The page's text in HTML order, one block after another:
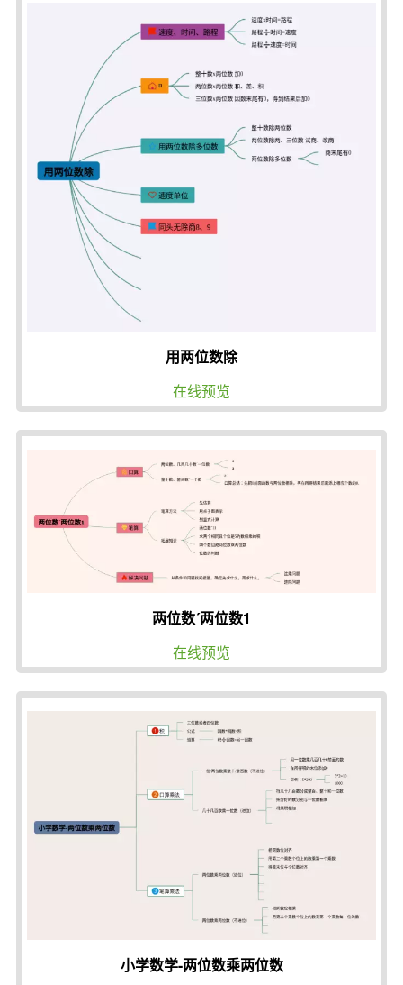
用两位数除
在线预览
两位数´两位数1
在线预览
小学数学-两位数乘两位数